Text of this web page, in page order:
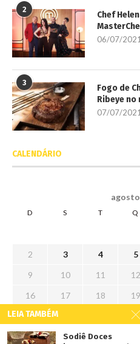
2
Chef
06/07/2021
3
Fogo de
Ribeye
07/07/2021
CALENDÁRIO
D S T Q
2
3 4 5
9
10 11 12
16
17 18 19
23
26
30
31
LEIA TAMBÉM
Sodiê Doces